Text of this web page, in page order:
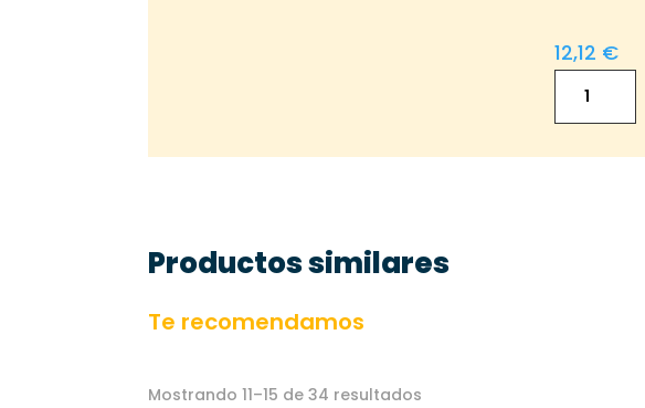
12,12 €
Spaghetti
Prielá
cantidad
Productos similares
Te recomendamos
Mostrando 11–15 de 34 resultados